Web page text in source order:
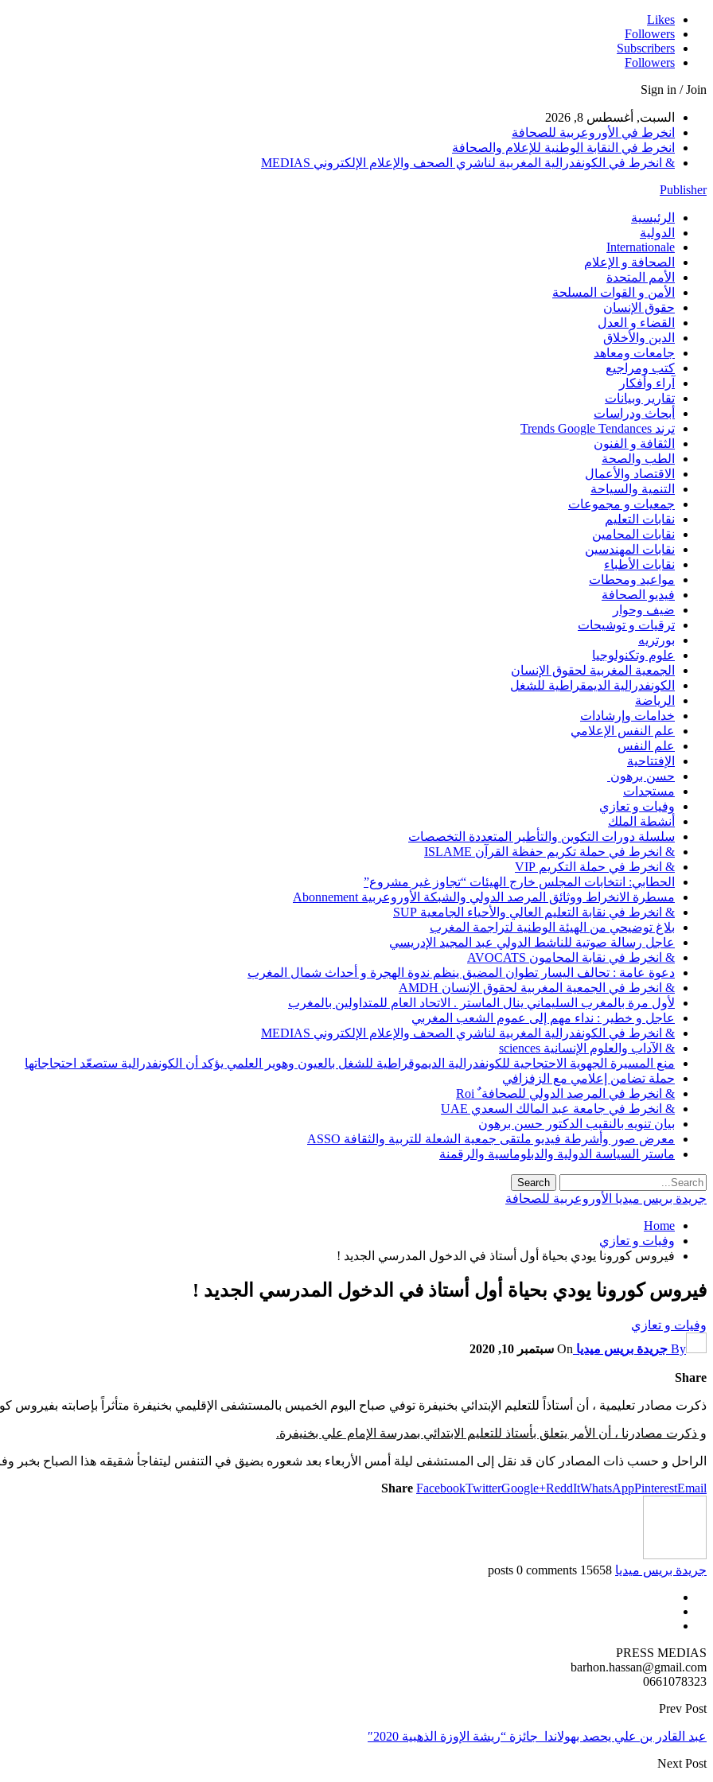
Likes
Followers
Subscribers
Followers
Sign in / Join
السبت, أغسطس 8, 2026
انخرط في الأوروعربية للصحافة
انخرط في النقابة الوطنية للإعلام والصحافة
& انخرط في الكونفدرالية المغربية لناشري الصحف والإعلام الإلكتروني MEDIAS
Publisher
الرئيسية
الدولية
Internationale
الصحافة و الإعلام
الأمم المتحدة
الأمن و القوات المسلحة
حقوق الإنسان
القضاء و العدل
الدين والأخلاق
جامعات ومعاهد
كتب ومراجيع
آراء وأفكار
تقارير وبيانات
أبحاث ودراسات
ترند Trends Google Tendances
الثقافة و الفنون
الطب والصحة
الاقتصاد والأعمال
التنمية والسياحة
جمعيات و مجموعات
نقابات التعليم
نقابات المحامين
نقابات المهندسين
نقابات الأطباء
مواعيد ومحطات
فيديو الصحافة
ضيف وحوار
ترقيات و توشيحات
بورتريه
علوم وتكنولوجيا
الجمعية المغربية لحقوق الإنسان
الكونفدرالية الديمقراطية للشغل
الرياضة
خدامات وإرشادات
علم النفس الإعلامي
علم النفس
الإفتتاحية
حسن برهون
مستجدات
وفيات و تعازي
أنشطة الملك
سلسلة دورات التكوين والتأطير المتعددة التخصصات
& انخرط في حملة تكريم حفظة القرآن ISLAME
& انخرط في حملة التكريم VIP
الحطابي: انتخابات المجلس خارج الهيئات “تجاوز غير مشروع”
مسطرة الانخراط ووثائق المرصد الدولي والشبكة الأوروعربية Abonnement
& انخرط في نقابة التعليم العالي والأحياء الجامعية SUP
بلاغ توضيحي من الهيئة الوطنية لتراجمة المغرب
عاجل رسالة صوتية للناشط الدولي عبد المجيد الإدريسي
& انخرط في نقابة المحامون AVOCATS
دعوة عامة : تحالف اليسار تطوان المضيق ينظم ندوة الهجرة و أحداث شمال المغرب
& انخرط في الجمعية المغربية لحقوق الإنسان AMDH
لأول مرة بالمغرب السليماني ينال الماستر . الاتحاد العام للمتداولين بالمغرب
عاجل و خطير : نداء مهم إلى عموم الشعب المغربي
& انخرط في الكونفدرالية المغربية لناشري الصحف والإعلام الإلكتروني MEDIAS
& الآداب والعلوم الإنسانية sciences
منع المسيرة الجهوية الاحتجاجية للكونفدرالية الديموقراطية للشغل بالعيون وهوير العلمي يؤكد أن الكونفدرالية ستصعّد احتجاجاتها
حملة تضامن إعلامي مع الزفزافي
& انخرط في المرصد الدولي للصحافة ٌ Roi
& انخرط في جامعة عبد المالك السعدي UAE
بيان تنويه بالنقيب الدكتور حسن برهون
معرض صور وأشرطة فيديو ملتقى جمعية الشعلة للتربية والثقافة ASSO
ماستر السياسة الدولية والدبلوماسية والرقمنة
جريدة بريس ميديا الأوروعربية للصحافة
Home
وفيات و تعازي
فيروس كورونا يودي بحياة أول أستاذ في الدخول المدرسي الجديد !
فيروس كورونا يودي بحياة أول أستاذ في الدخول المدرسي الجديد !
وفيات و تعازي
By جريدة بريس ميديا On سبتمبر 10, 2020
Share
ذكرت مصادر تعليمية ، أن أستاذاً للتعليم الإبتدائي بخنيفرة توفي صباح اليوم الخميس بالمستشفى الإقليمي بخنيفرة متأثراً بإصابته بفيروس
و ذكرت مصادرنا ، أن الأمر يتعلق بأستاذ للتعليم الابتدائي بمدرسة الإمام علي بخنيفرة.
الراحل و حسب ذات المصادر كان قد نقل إلى المستشفى ليلة أمس الأربعاء بعد شعوره بضيق في التنفس ليتفاجأ شقيقه هذا الصباح بخبر
Share FacebookTwitterGoogle+ReddItWhatsAppPinterestEmail
جريدة بريس ميديا 15658 posts
0 comments
PRESS MEDIAS
barhon.hassan@gmail.com
0661078323
Prev Post
عبد القادر بن علي يحصد بهولاندا جائزة “ريشة الإوزة الذهبية 2020″
Next Post